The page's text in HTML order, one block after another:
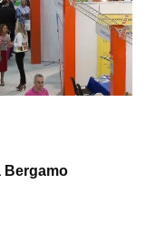
Bergamo